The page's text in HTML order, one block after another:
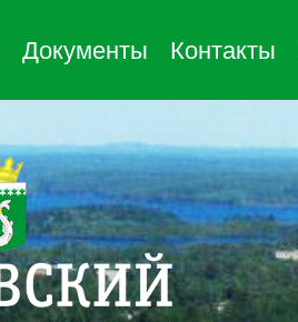
Документы Контакты